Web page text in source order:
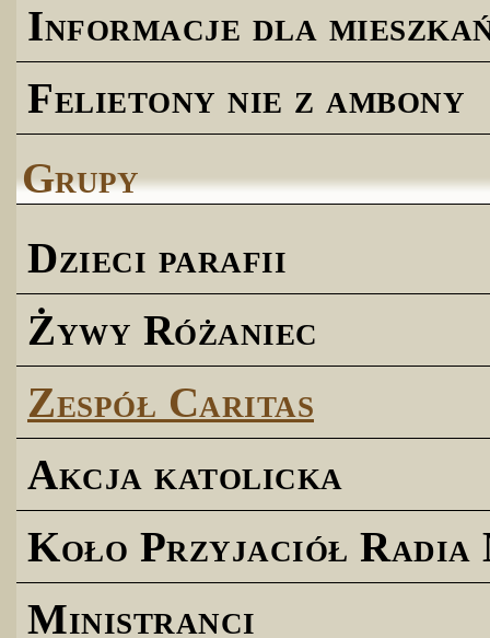
Informacje dla
Felietony nie z ambony
Grupy
Dzieci parafii
Żywy Różaniec
Zespół Caritas
Akcja katolicka
Koło Przyjaciół
Ministranci